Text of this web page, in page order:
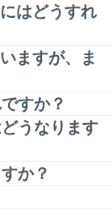
みてくださ
ブラウザで
なたのVPNプ
を確認してく
きるため、強
はどうすれ
国または英
、TikTokの
、あなたの居
す。
ますが、ま
を使用して、
ーバーへ向け
を使用するこ
すか？
しており、
が強力でマル
を使用する
うなります
とによって、
したがっ
ートにTikTok
か？
ツール、また